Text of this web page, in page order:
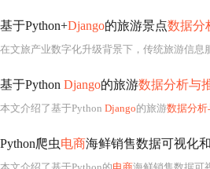
基于Python+Django的旅游景点数据分
在文旅产业数字化升级背景下，传统旅游信息
基于Python Django的旅游数据分析与
本文介绍了基于Python Django的旅游数据分
Python爬虫电商海鲜销售数据可视化